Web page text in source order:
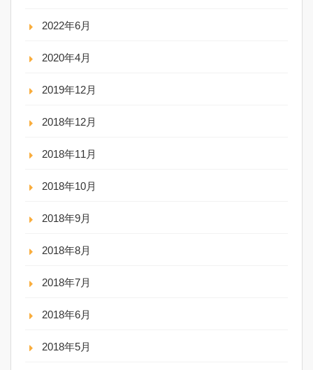
2022年6月
2020年4月
2019年12月
2018年12月
2018年11月
2018年10月
2018年9月
2018年8月
2018年7月
2018年6月
2018年5月